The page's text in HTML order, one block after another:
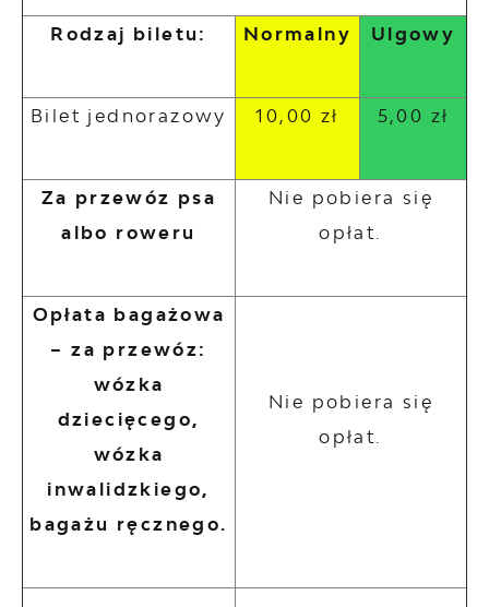
Rodzaj biletu: Normalny Ulgowy
Bilet jednorazowy 10,00 zł 5,00 zł
Za przewóz psa
albo roweru
Nie pobiera się
opłat.
Opłata bagażowa
– za przewóz:
wózka
dziecięcego,
wózka
inwalidzkiego,
bagażu ręcznego.
Nie pobiera się
opłat.